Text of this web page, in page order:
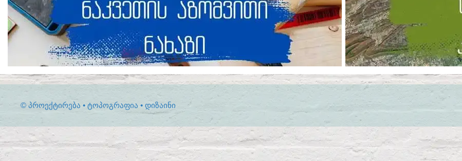
© ᲞᲠᲝᲔᲥᲢᲘᲠᲔᲑᲐ • ᲢᲝᲞᲝᲒᲠᲐᲤᲘᲐ • ᲓᲘᲖᲐᲘᲜᲘ